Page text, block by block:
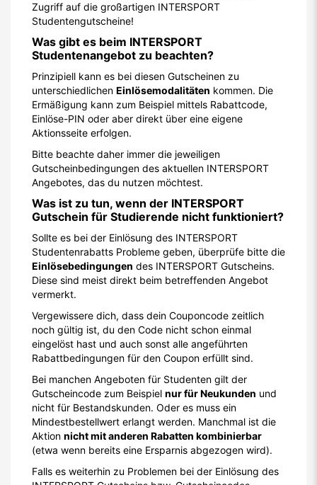
Zugriff auf die großartigen INTERSPORT
Studentengutscheine!
Was gibt es beim INTERSPORT
Studentenangebot zu beachten?
Prinzipiell kann es bei diesen Gutscheinen zu
unterschiedlichen Einlösemodalitäten kommen. Die
Ermäßigung kann zum Beispiel mittels Rabattcode,
Einlöse-PIN oder aber direkt über eine eigene
Aktionsseite erfolgen.
Bitte beachte daher immer die jeweiligen
Gutscheinbedingungen des aktuellen INTERSPORT
Angebotes, das du nutzen möchtest.
Was ist zu tun, wenn der INTERSPORT
Gutschein für Studierende nicht funktioniert?
Sollte es bei der Einlösung des INTERSPORT
Studentenrabatts Probleme geben, überprüfe bitte die
Einlösebedingungen des INTERSPORT Gutscheins.
Diese sind meist direkt beim betreffenden Angebot
vermerkt.
Vergewissere dich, dass dein Couponcode zeitlich
noch gültig ist, du den Code nicht schon einmal
eingelöst hast und auch sonst alle angeführten
Rabattbedingungen für den Coupon erfüllt sind.
Bei manchen Angeboten für Studenten gilt der
Gutscheincode zum Beispiel nur für Neukunden und
nicht für Bestandskunden. Oder es muss ein
Mindestbestellwert erlangt werden. Manchmal ist die
Aktion nicht mit anderen Rabatten kombinierbar
(etwa wenn bereits eine Ersparnis abgezogen wird).
Falls es weiterhin zu Problemen bei der Einlösung des